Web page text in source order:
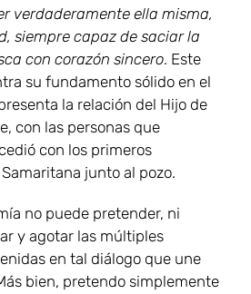
verdaderamente ella misma,
siempre capaz de saciar la
con corazón sincero. Este
su fundamento sólido en el
la relación del Hijo de
con las personas que
con los primeros
junto al pozo.
no puede pretender, ni
y agotar las múltiples
en tal diálogo que une
bien, pretendo simplemente